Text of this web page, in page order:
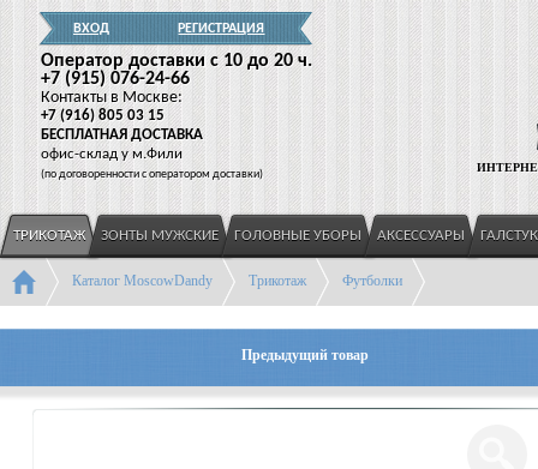
ВХОД РЕГИСТРАЦИЯ
Оператор доставки c 10 до 20 ч.
+7 (915) 076-24-66
Контакты в Москве:
+7 (916) 805 03 15
БЕСПЛАТНАЯ ДОСТАВКА
офис-склад у м.Фили
(по договоренности с оператором доставки)
ТРИКОТАЖ ЗОНТЫ МУЖСКИЕ ГОЛОВНЫЕ УБОРЫ АКСЕССУАРЫ
Каталог MoscowDandy Трикотаж Футболки
Предыдущий товар